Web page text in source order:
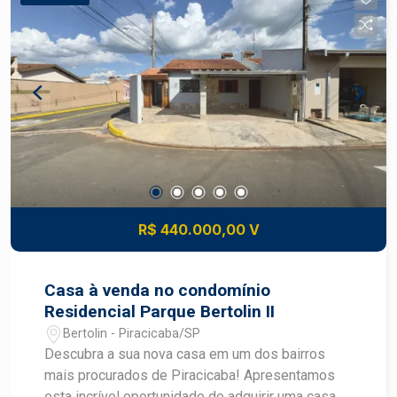
setorizados, preservando conforto e privacidade
- Projeto pensado para uso familiar e recepção
de convidados - Alto potencial de valorização
imobiliária Agende hoje mesmo sua visita com
especialista Frias Neto!
R$ 440.000,00 V
Casa à venda no condomínio
Residencial Parque Bertolin II
Bertolin - Piracicaba/SP
Descubra a sua nova casa em um dos bairros
mais procurados de Piracicaba! Apresentamos